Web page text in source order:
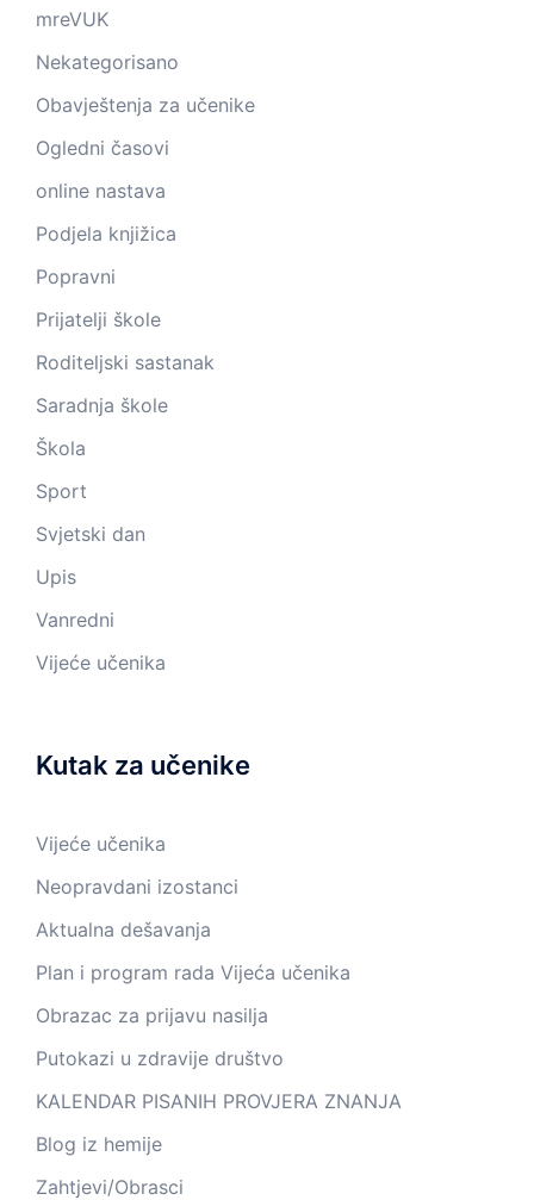
mreVUK
Nekategorisano
Obavještenja za učenike
Ogledni časovi
online nastava
Podjela knjižica
Popravni
Prijatelji škole
Roditeljski sastanak
Saradnja škole
Škola
Sport
Svjetski dan
Upis
Vanredni
Vijeće učenika
Kutak za učenike
Vijeće učenika
Neopravdani izostanci
Aktualna dešavanja
Plan i program rada Vijeća učenika
Obrazac za prijavu nasilja
Putokazi u zdravije društvo
KALENDAR PISANIH PROVJERA ZNANJA
Blog iz hemije
Zahtjevi/Obrasci